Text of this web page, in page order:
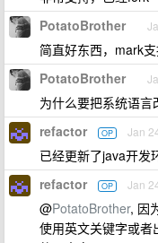
PotatoBrother
简直好东西，mark
PotatoBrother
为什么要把系统语言
refactor OP Jan
已经更新了java开发
refactor OP Jan
@PotatoBrother, 因
使用英文关键字或